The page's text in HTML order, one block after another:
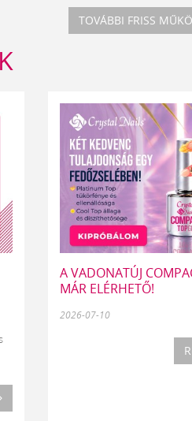
TOVÁBBI FRISS
A VADONATÚJ
MÁR ELÉRHETŐ!
2026-07-10